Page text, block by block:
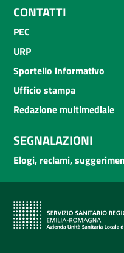
CONTATTI
PEC
URP
Sportello informativo
Ufficio stampa
Redazione multimediale
SEGNALAZIONI
Elogi, reclami,